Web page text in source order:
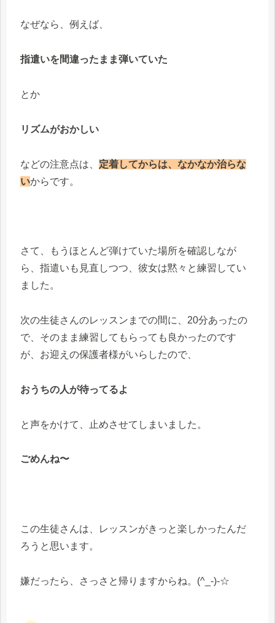
なぜなら、例えば、
指遣いを間違ったまま弾いていた
とか
リズムがおかしい
などの注意点は、 定着してからは、なかなか治らな
いからです。
さて、もうほとんど弾けていた場所を確認しなが
ら、指遣いも見直しつつ、彼女は黙々と練習してい
ました。
次の生徒さんのレッスンまでの間に、20分あったの
で、そのまま練習してもらっても良かったのです
が、お迎えの保護者様がいらしたので、
おうちの人が待ってるよ
と声をかけて、止めさせてしまいました。
ごめんね〜
この生徒さんは、レッスンがきっと楽しかったんだ
ろうと思います。
嫌だったら、さっさと帰りますからね。(^_-)-☆